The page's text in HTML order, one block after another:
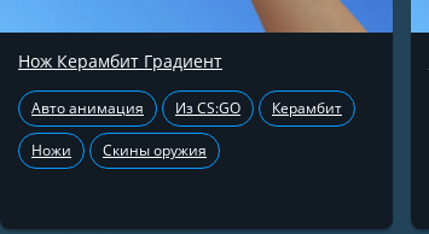
Нож Керамбит Градиент
Авто анимация Из CS:GO Керамбит
Ножи Скины оружия